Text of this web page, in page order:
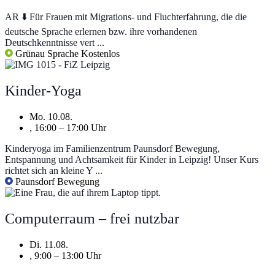
AR ⬇️ Für Frauen mit Migrations- und Fluchterfahrung, die die
deutsche Sprache erlernen bzw. ihre vorhandenen
Deutschkenntnisse vert ...
Grünau Sprache Kostenlos
Kinder-Yoga
Mo. 10.08.
, 16:00 – 17:00 Uhr
Kinderyoga im Familienzentrum Paunsdorf Bewegung,
Entspannung und Achtsamkeit für Kinder in Leipzig! Unser Kurs
richtet sich an kleine Y ...
PaunsdorfBewegung
Computerraum – frei nutzbar
Di. 11.08.
, 9:00 – 13:00 Uhr